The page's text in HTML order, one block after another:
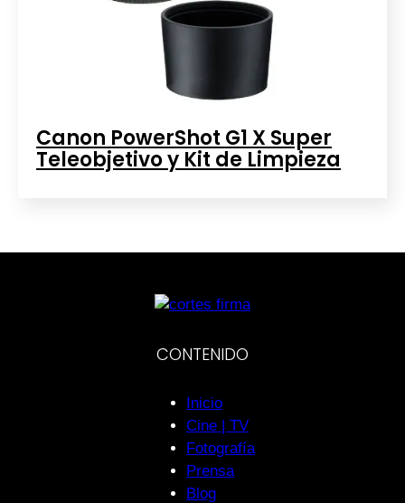
Canon PowerShot G1 X Super
Teleobjetivo y Kit de Limpieza
CONTENIDO
Inicio
Cine | TV
Fotografía
Prensa
Blog